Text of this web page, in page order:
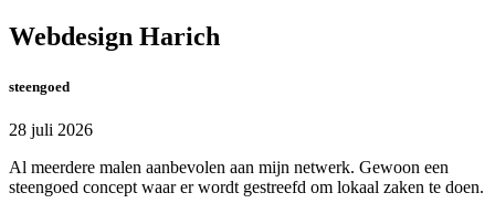
Webdesign Harich
steengoed
28 juli 2026
Al meerdere malen aanbevolen aan mijn netwerk. Gewoon een
steengoed concept waar er wordt gestreefd om lokaal zaken te doen.